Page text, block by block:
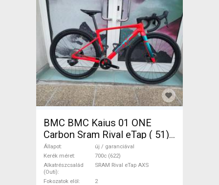
BMC BMC Kaius 01 ONE
Carbon Sram Rival eTap ( 51)
Gravel / CX SRAM Rival eTap
AXS tárcsafék új / garanciával
ELADÓ
Állapot
új / garanciával
Kerék méret
700c (622)
Alkatrészcsalád
(Outi)
SRAM Rival eTap AXS
Fokozatok elöl
2